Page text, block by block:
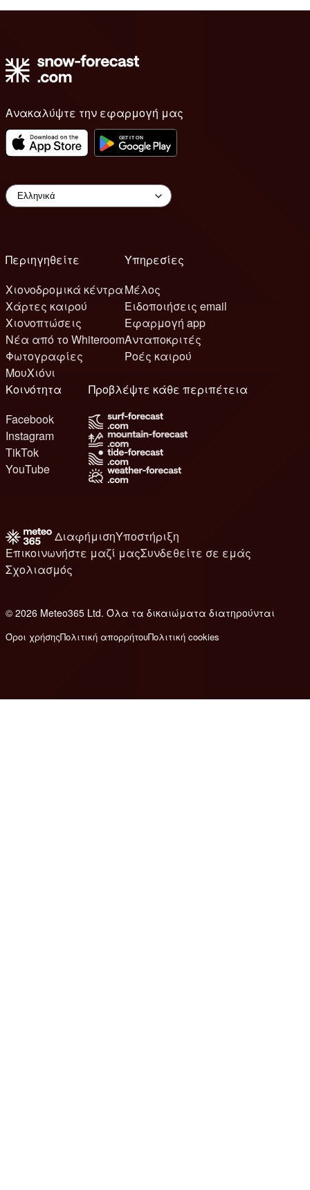
Ανακαλύψτε την εφαρμογή μας
Περιηγηθείτε
Χιονοδρομικά κέντρα
Χάρτες καιρού
Χιονοπτώσεις
Νέα από το Whiteroom
Φωτογραφίες
ΜουΧιόνι
Υπηρεσίες
Μέλος
Ειδοποιήσεις email
Εφαρμογή app
Ανταποκριτές
Ροές καιρού
Κοινότητα
Facebook
Instagram
TikTok
YouTube
Προβλέψτε κάθε περιπέτεια
ΔιαφήμισηΥποστήριξη
Επικοινωνήστε μαζί μαςΣυνδεθείτε σε εμάς
Σχολιασμός
© 2026 Meteo365 Ltd. Όλα τα δικαιώματα διατηρούνται
Όροι χρήσηςΠολιτική απορρήτουΠολιτική cookies